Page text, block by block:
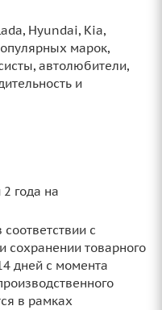
Hyundai, Kia,
марок,
автолюбители,
и
года на
с
сохранении товарного
дней с момента
в рамках